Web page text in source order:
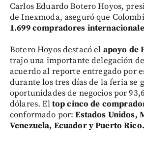
Carlos Eduardo Botero Hoyos,
de Inexmoda, aseguró que
1.699 compradores
Botero Hoyos destacó el apoyo de
trajo una importante delegación
acuerdo al reporte entregado por
durante los tres días de la feria se
oportunidades de negocios por
dólares. Eltop cinco de
conformado por:Estados Unidos,
Venezuela, Ecuador y Puerto Rico.